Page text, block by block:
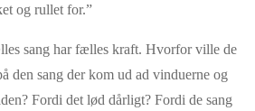
og rullet for.”
sang har fælles kraft. Hvorfor ville de
den sang der kom ud ad vinduerne og
Fordi det lød dårligt? Fordi de sang